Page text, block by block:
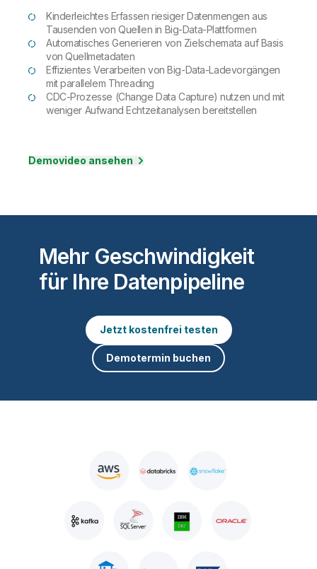
Kinderleichtes Erfassen riesiger Datenmengen aus
Tausenden von Quellen in Big-Data-Plattformen
Automatisches Generieren von Zielschemata auf Basis
von Quellmetadaten
Effizientes Verarbeiten von Big-Data-Ladevorgängen
mit parallelem Threading
CDC-Prozesse (Change Data Capture) nutzen und mit
weniger Aufwand Echtzeitanalysen bereitstellen
Demovideo ansehen
Mehr Geschwindigkeit
für Ihre Datenpipeline
Jetzt kostenfrei testen
Demotermin buchen